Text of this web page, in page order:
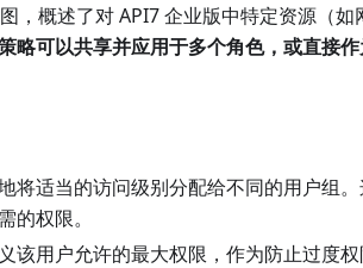
概述了对 API7 企业版中特定资源（如
略可以共享并应用于多个角色，或直接
将适当的访问级别分配给不同的用户组
权限。
该用户允许的最大权限，作为防止过度